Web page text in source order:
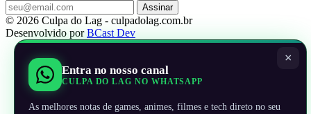
Assinar
© 2026 Culpa do Lag - culpadolag.com.br
Desenvolvido porBCast Dev
×
Entra no nosso canal
CULPA DO LAG NO WHATSAPP
As melhores notas de games, animes, filmes e tech direto no seu